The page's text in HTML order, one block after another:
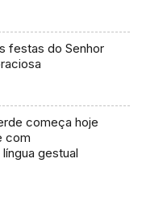
festas do Senhor
começa hoje
com
gestual